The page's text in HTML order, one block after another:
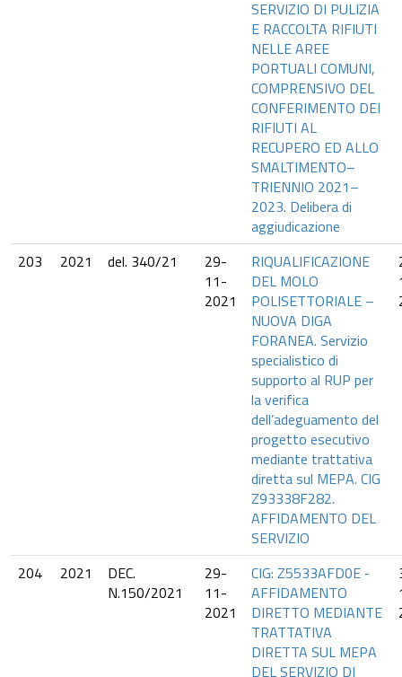
SERVIZIO DI PULIZIA
E RACCOLTA RIFIUTI
NELLE AREE
PORTUALI COMUNI,
COMPRENSIVO DEL
CONFERIMENTO DEI
RIFIUTI AL
RECUPERO ED ALLO
SMALTIMENTO–
TRIENNIO 2021–
2023. Delibera di
aggiudicazione
203 2021 del. 340/21
29-
11-
2021
RIQUALIFICAZIONE
DEL MOLO
POLISETTORIALE –
NUOVA DIGA
FORANEA. Servizio
specialistico di
supporto al RUP per
la verifica
dell’adeguamento del
progetto esecutivo
mediante trattativa
diretta sul MEPA. CIG
Z93338F282.
AFFIDAMENTO DEL
SERVIZIO
204 2021
DEC.
N.150/2021
29-
11-
2021
CIG: Z5533AFD0E ‐
AFFIDAMENTO
DIRETTO MEDIANTE
TRATTATIVA
DIRETTA SUL MEPA
DEL SERVIZIO DI